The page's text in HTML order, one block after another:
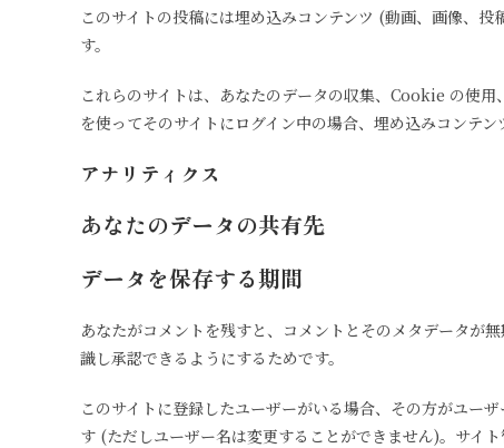
このサイトの投稿には埋め込みコンテンツ (動画、画像、
す。
これらのサイトは、あなたのデータの収集、Cookie の使
を使ってそのサイトにログイン中の場合、埋め込みコンテ
アナリティクス
あなたのデータの共有先
データを保存する期間
あなたがコメントを残すと、コメントとそのメタデータが
識し承認できるようにするためです。
このサイトに登録したユーザーがいる場合、その方がユー
す (ただしユーザー名は変更することができません)。サイ